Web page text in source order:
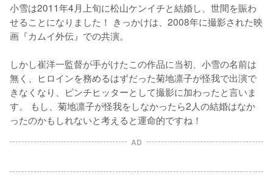
小雪は2011年4月上旬に松山ケンイチと結婚し、世間を賑わ
せることになりました！ きっかけは、2008年に撮影された映
画『カムイ外伝』での共演。
しかし崔洋一監督が手がけたこの作品に当初、小雪の名前は
無く、ヒロインを務めるはずだった菊地凛子が怪我で出演で
きなくなり、ピンチヒッターとして撮影に加わったと言いま
す。 もし、菊地凛子が怪我をしなかったら2人の結婚はなか
ったのかもしれないと考えると運命的ですね！
AD